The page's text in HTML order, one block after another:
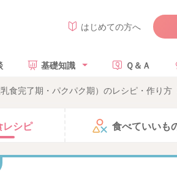
はじめての方へ
基礎知識 Ｑ＆Ａ
食完了期・パクパク期）のレシピ・作り方
レシピ 食べていいも